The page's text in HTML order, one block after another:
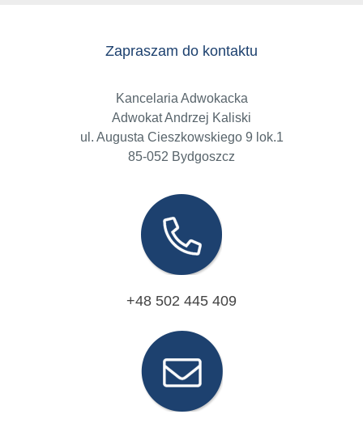
Zapraszam do kontaktu
Kancelaria Adwokacka
Adwokat Andrzej Kaliski
ul. Augusta Cieszkowskiego 9 lok.1
85-052 Bydgoszcz
+48 502 445 409